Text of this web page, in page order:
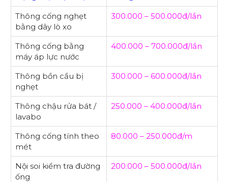
Thông cống nghẹt
bằng dây lò xo
300.000 – 500.000đ/lần
Thông cống bằng
máy áp lực nước
400.000 – 700.000đ/lần
Thông bồn cầu bị
nghẹt
300.000 – 600.000đ/lần
Thông chậu rửa bát /
lavabo
250.000 – 400.000đ/lần
Thông cống tính theo
mét
80.000 – 250.000đ/m
Nội soi kiểm tra đường
ống
200.000 – 500.000đ/lần